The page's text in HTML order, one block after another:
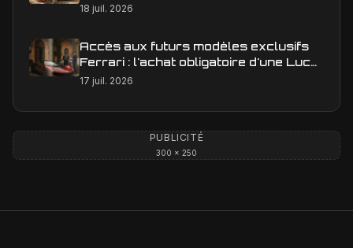
18 juil. 2026
Accès aux futurs modèles exclusifs
Ferrari : l'achat obligatoire d'une Luce
est-il une réalité ?
17 juil. 2026
PUBLICITÉ
300 × 250